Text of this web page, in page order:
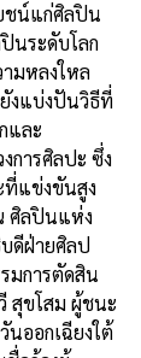
ชน์แก่ศิลปิน
นระดับโลก
มหลงใหล
งแบ่งปันวิธีที่
และ
การศิลปะ ซึ่ง
ที่แข่งขันสูง
ศิลปินแห่ง
ดีฝ่ายศิลป
มการตัดสิน
สุขโสม ผู้ชนะ
นออกเฉียงใต้